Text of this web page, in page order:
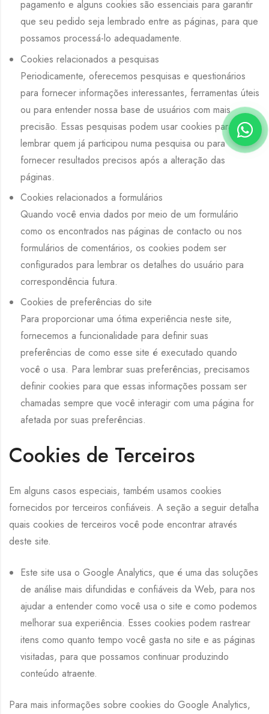
pagamento e alguns cookies são essenciais para garantir
que seu pedido seja lembrado entre as páginas, para que
possamos processá-lo adequadamente.
Cookies relacionados a pesquisas
Periodicamente, oferecemos pesquisas e questionários
para fornecer informações interessantes, ferramentas úteis
ou para entender nossa base de usuários com mais
precisão. Essas pesquisas podem usar cookies para
lembrar quem já participou numa pesquisa ou para
fornecer resultados precisos após a alteração das
páginas.
Cookies relacionados a formulários
Quando você envia dados por meio de um formulário
como os encontrados nas páginas de contacto ou nos
formulários de comentários, os cookies podem ser
configurados para lembrar os detalhes do usuário para
correspondência futura.
Cookies de preferências do site
Para proporcionar uma ótima experiência neste site,
fornecemos a funcionalidade para definir suas
preferências de como esse site é executado quando
você o usa. Para lembrar suas preferências, precisamos
definir cookies para que essas informações possam ser
chamadas sempre que você interagir com uma página for
afetada por suas preferências.
Cookies de Terceiros
Em alguns casos especiais, também usamos cookies
fornecidos por terceiros confiáveis. A seção a seguir detalha
quais cookies de terceiros você pode encontrar através
deste site.
Este site usa o Google Analytics, que é uma das soluções
de análise mais difundidas e confiáveis ​​da Web, para nos
ajudar a entender como você usa o site e como podemos
melhorar sua experiência. Esses cookies podem rastrear
itens como quanto tempo você gasta no site e as páginas
visitadas, para que possamos continuar produzindo
conteúdo atraente.
Para mais informações sobre cookies do Google Analytics,